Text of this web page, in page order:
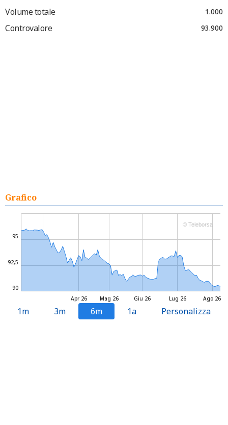
Volume totale 1.000
Controvalore 93.900
Grafico
Mag 26 Lug 26
Apr 26 Giu 26 Ago 26
90
92,5
95
© Teleborsa
1m 3m 6m 1a Personalizza